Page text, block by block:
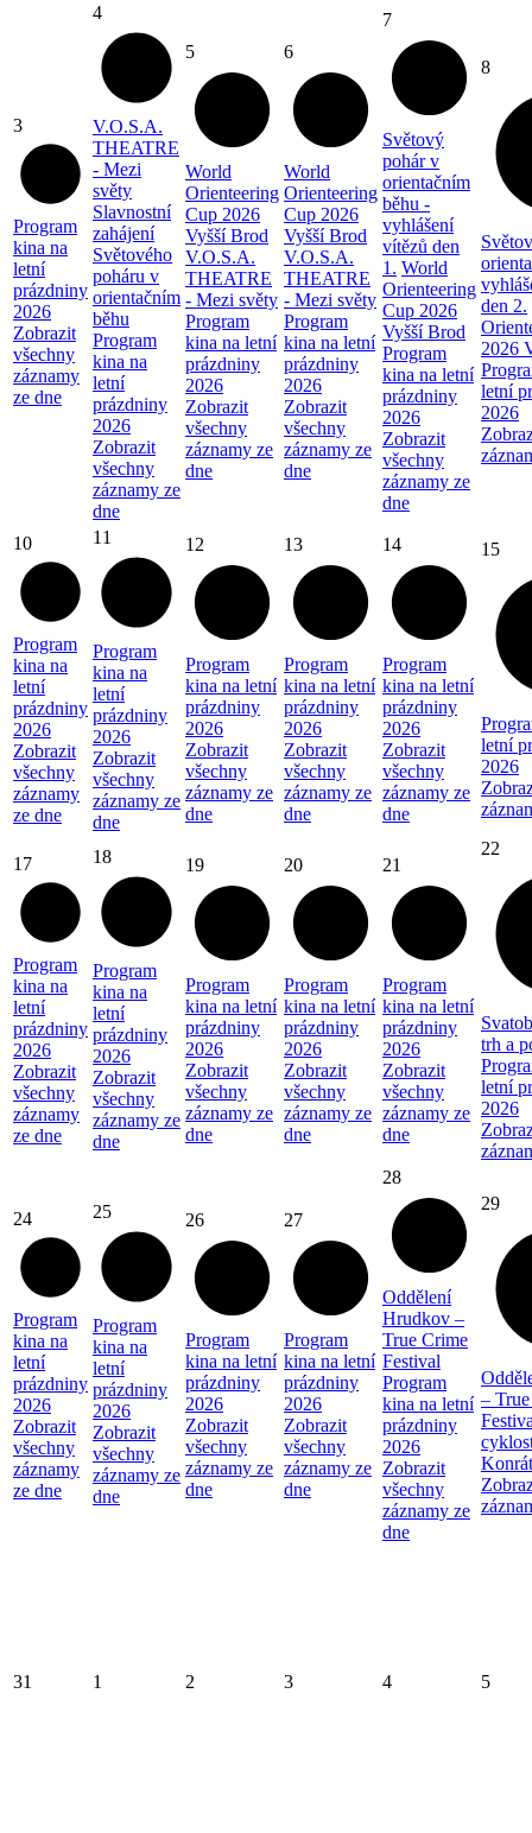
3
Program
kina na
letní
prázdniny
2026
Zobrazit
všechny
záznamy
ze dne
4
V.O.S.A.
THEATRE
- Mezi
světy
Slavnostní
zahájení
Světového
poháru v
orientačním
běhu
Program
kina na
letní
prázdniny
2026
Zobrazit
všechny
záznamy ze
dne
5
World
Orienteering
Cup 2026
Vyšší Brod
V.O.S.A.
THEATRE
- Mezi světy
Program
kina na letní
prázdniny
2026
Zobrazit
všechny
záznamy ze
dne
6
World
Orienteering
Cup 2026
Vyšší Brod
V.O.S.A.
THEATRE
- Mezi světy
Program
kina na letní
prázdniny
2026
Zobrazit
všechny
záznamy ze
dne
7
Světový
pohár v
orientačním
běhu -
vyhlášení
vítězů den
1. World
Orienteering
Cup 2026
Vyšší Brod
Program
kina na letní
prázdniny
2026
Zobrazit
všechny
záznamy ze
dne
8
den 2.
2026
letní
2026
10
Program
kina na
letní
prázdniny
2026
Zobrazit
všechny
záznamy
ze dne
11
Program
kina na
letní
prázdniny
2026
Zobrazit
všechny
záznamy ze
dne
12
Program
kina na letní
prázdniny
2026
Zobrazit
všechny
záznamy ze
dne
13
Program
kina na letní
prázdniny
2026
Zobrazit
všechny
záznamy ze
dne
14
Program
kina na letní
prázdniny
2026
Zobrazit
všechny
záznamy ze
dne
15
letní
2026
17
Program
kina na
letní
prázdniny
2026
Zobrazit
všechny
záznamy
ze dne
18
Program
kina na
letní
prázdniny
2026
Zobrazit
všechny
záznamy ze
dne
19
Program
kina na letní
prázdniny
2026
Zobrazit
všechny
záznamy ze
dne
20
Program
kina na letní
prázdniny
2026
Zobrazit
všechny
záznamy ze
dne
21
Program
kina na letní
prázdniny
2026
Zobrazit
všechny
záznamy ze
dne
22
trh a
letní
2026
24
Program
kina na
letní
prázdniny
2026
Zobrazit
všechny
záznamy
ze dne
25
Program
kina na
letní
prázdniny
2026
Zobrazit
všechny
záznamy ze
dne
26
Program
kina na letní
prázdniny
2026
Zobrazit
všechny
záznamy ze
dne
27
Program
kina na letní
prázdniny
2026
Zobrazit
všechny
záznamy ze
dne
28
Oddělení
Hrudkov –
True Crime
Festival
Program
kina na letní
prázdniny
2026
Zobrazit
všechny
záznamy ze
dne
29
–
31 1 2 3 4 5